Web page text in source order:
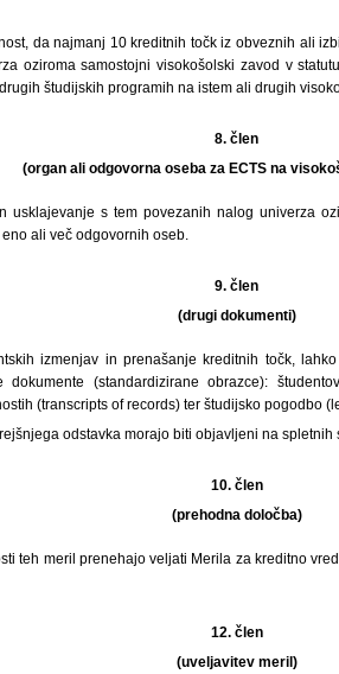
da najmanj 10 kreditnih točk iz obveznih ali
oziroma samostojni visokošolski zavod v
študijskih programih na istem ali drugih
8. člen
(organ ali odgovorna oseba za ECTS na
usklajevanje s tem povezanih nalog univerza
ali več odgovornih oseb.
9. člen
(drugi dokumenti)
izmenjav in prenašanje kreditnih točk,
dokumente (standardizirane obrazce):
(transcripts of records) ter študijsko pogodbo
odstavka morajo biti objavljeni na
10. člen
(prehodna določba)
teh meril prenehajo veljati Merila za kreditno
12. člen
(uveljavitev meril)